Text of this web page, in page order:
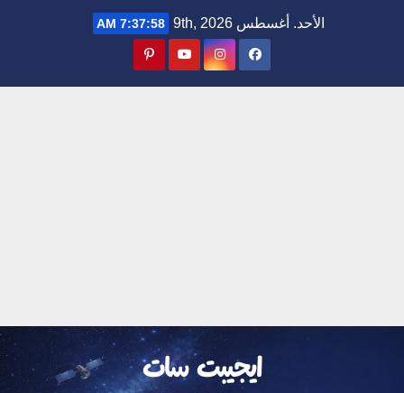
الأحد. أغسطس 9th, 2026 7:37:58 AM
ايجيبت سات